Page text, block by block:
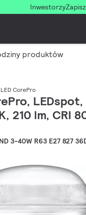
Inwestorzy
produktów
CorePro
LEDspot,
210 lm, CRI
3-40W R63 E27 827